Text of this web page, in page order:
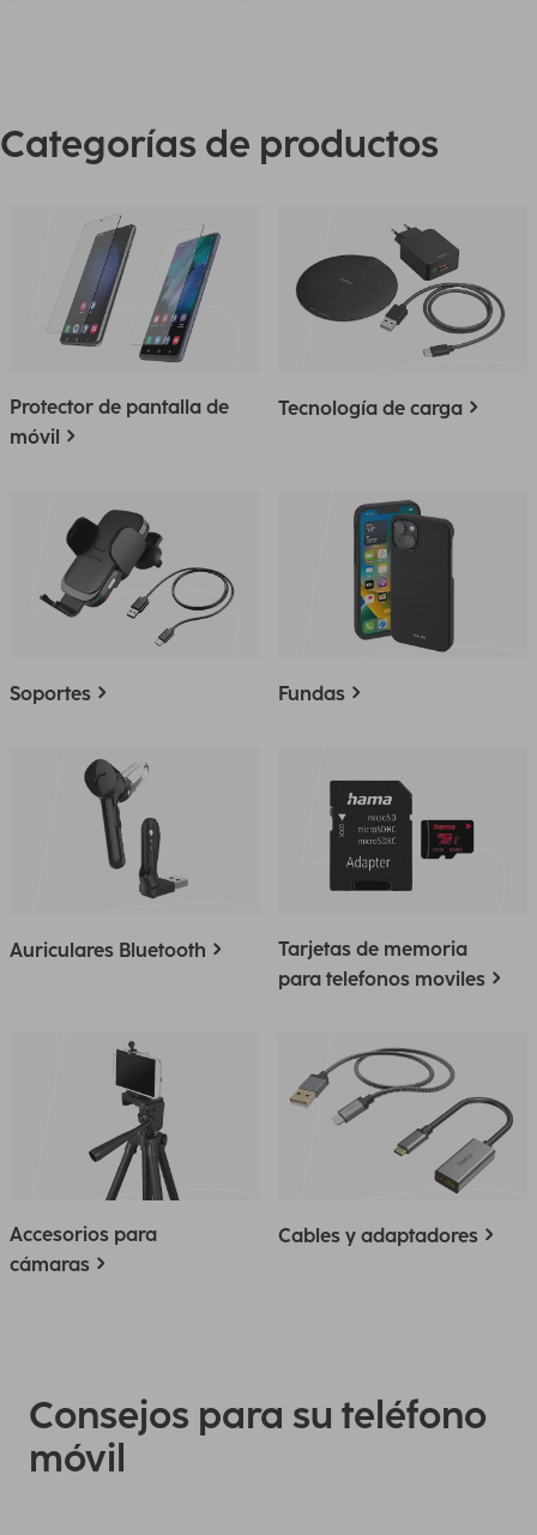
Categorías de productos
Protector de pantalla de
móvil
Tecnología de carga
Soportes Fundas
Auriculares Bluetooth
Tarjetas de memoria
para telefonos moviles
Accesorios para
cámaras
Cables y adaptadores
Consejos para su teléfono
móvil